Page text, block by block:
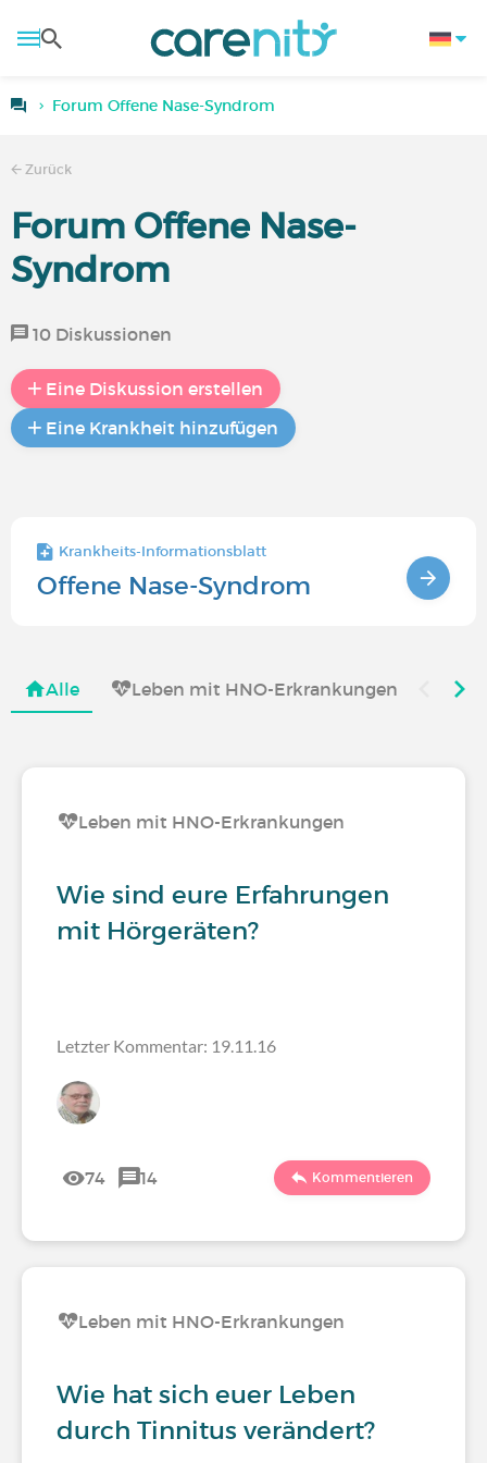
Forum Offene Nase-Syndrom
Zurück
Forum Offene Nase-
Syndrom
10 Diskussionen
Eine Diskussion erstellen
Eine Krankheit hinzufügen
Krankheits-Informationsblatt
Offene Nase-Syndrom
Alle Leben mit HNO-Erkrankungen
Leben mit HNO-Erkrankungen
Wie sind eure Erfahrungen
mit Hörgeräten?
Letzter Kommentar: 19.11.16
74 14 Kommentieren
Leben mit HNO-Erkrankungen
Wie hat sich euer Leben
durch Tinnitus verändert?